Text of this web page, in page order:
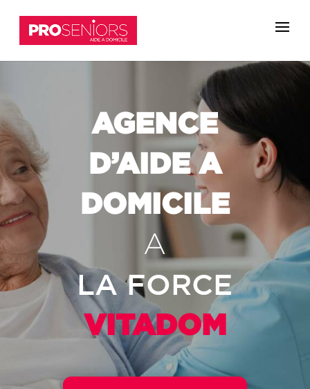
AGENCE
D’AIDE A
DOMICILE
A
LA FORCE
VITADOM